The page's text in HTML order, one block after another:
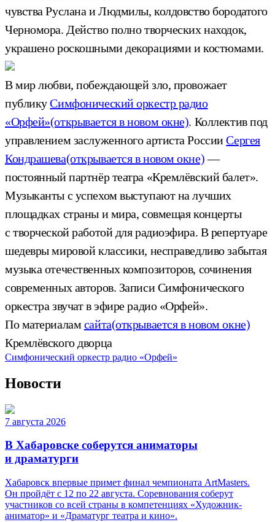
чувства Руслана и Людмилы, колдовство бородатого
Черномора. Действо полно творческих находок,
украшено роскошными декорациями и костюмами.
В мир любви, побеждающей зло, провожает
публикуСимфонический оркестр радио
«Орфей»(открывается в новом окне). Коллектив под
управлением заслуженного артиста РоссииСергея
Кондрашева(открывается в новом окне)—
постоянный партнёр театра «Кремлёвский балет».
Музыканты с успехом выступают на лучших
площадках страны и мира, совмещая концерты
с творческой работой для радиоэфира. В репертуаре
шедевры мировой классики, несправедливо забытая
музыка отечественных композиторов, сочинения
современных авторов. Записи Симфонического
оркестра звучат в эфире радио «Орфей».
По материалам сайта(открывается в новом окне)
Кремлёвского дворца
Симфонический оркестр радио «Орфей»
Новости
7 августа 2026
В Хабаровске соберутся аниматоры
и драматурги
Хабаровск впервые примет финал чемпионата ArtMasters.
Он пройдёт с 12 по 22 августа. Соревнования соберут
участников со всей страны в компетенциях «Художник-
аниматор» и «Драматург театра и кино».